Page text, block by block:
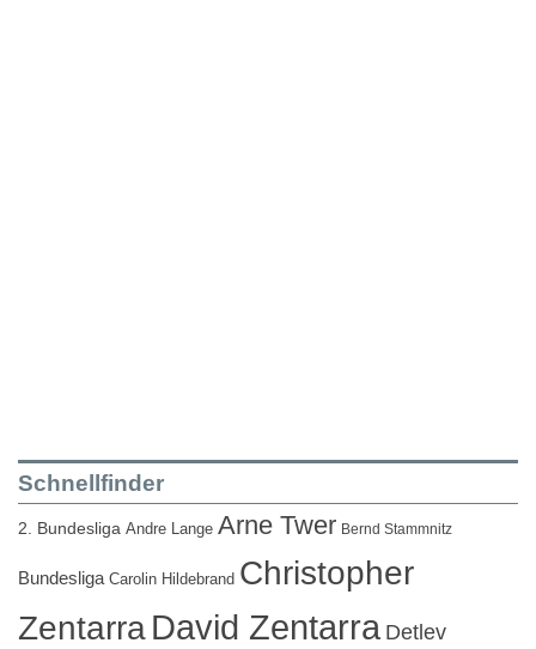
Schnellfinder
2. Bundesliga Andre Lange Arne Twer Bernd Stammnitz
Bundesliga Carolin Hildebrand Christopher
ZentarraDavid Zentarra Detlev